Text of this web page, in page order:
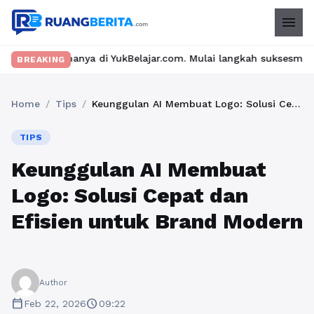
menu
BREAKING
di YukBelajar.com. Mulai langkah suksesmu hari ini! •
Home / Tips / Keunggulan AI Membuat Logo: Solusi Cepat dan Efisien untuk Brand Modern
TIPS
Keunggulan AI Membuat
Logo: Solusi Cepat dan
Efisien untuk Brand Modern
Author
calendar_todayFeb 22, 2026schedule09:22